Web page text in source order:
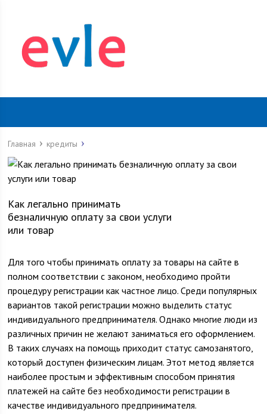
Главная кредиты
Как легально принимать
безналичную оплату за свои услуги
или товар
Для того чтобы принимать оплату за товары на сайте в
полном соответствии с законом, необходимо пройти
процедуру регистрации как частное лицо. Среди популярных
вариантов такой регистрации можно выделить статус
индивидуального предпринимателя. Однако многие люди из
различных причин не желают заниматься его оформлением.
В таких случаях на помощь приходит статус самозанятого,
который доступен физическим лицам. Этот метод является
наиболее простым и эффективным способом принятия
платежей на сайте без необходимости регистрации в
качестве индивидуального предпринимателя.